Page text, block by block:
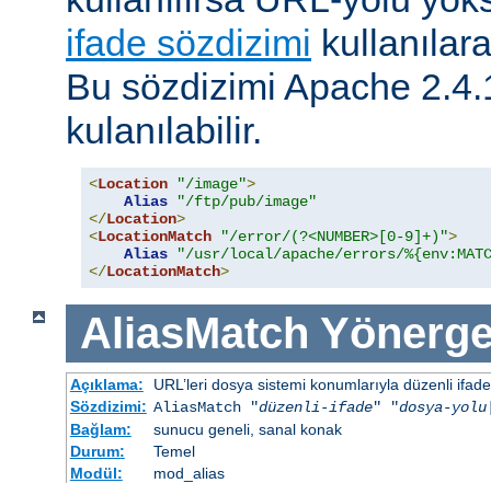
ifade sözdizimi
Bu sözdizimi Apache
kulanılabilir.
<Location "/image">
Alias
"/ftp/pub/image"
</Location>
<LocationMatch "/error/(?<NUMBER>[0-9]+)">
Alias
"/usr/local/apache/errors/
</LocationMatch>
AliasMatch
Açıklama:
URL’leri dosya sistemi konumlarıyla düzenli
Sözdizimi: AliasMatch "düzenli-ifade" "dosya-yolu
Bağlam:
sunucu geneli, sanal konak
Durum:
Temel
Modül:
mod_alias